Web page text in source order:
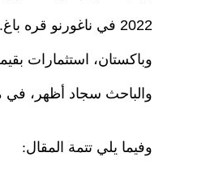
2022 في ناغورنو
والباحث سجاد أظهر، في
وفيما يلي تتمة المقال: